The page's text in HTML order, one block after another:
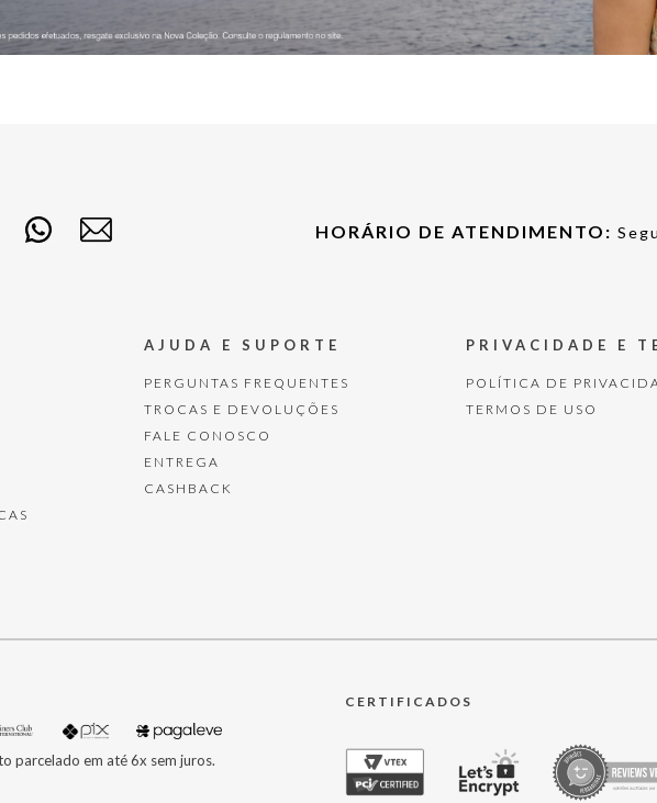
HORÁRIO DE ATENDIMENTO:
AJUDA E SUPORTE
PERGUNTAS FREQUENTES
TROCAS E DEVOLUÇÕES
FALE CONOSCO
ENTREGA
CASHBACK
PRIVACIDADE E
POLÍTICA DE
TERMOS DE USO
parcelado em até 6x sem juros.
CERTIFICADOS